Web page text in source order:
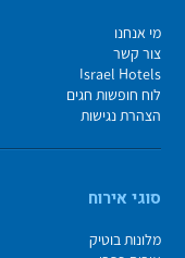
מי אנחנו
צור קשר
Israel Hotels
לוח חופשות חגים
הצהרת נגישות
סוגי אירוח
מלונות בוטיק